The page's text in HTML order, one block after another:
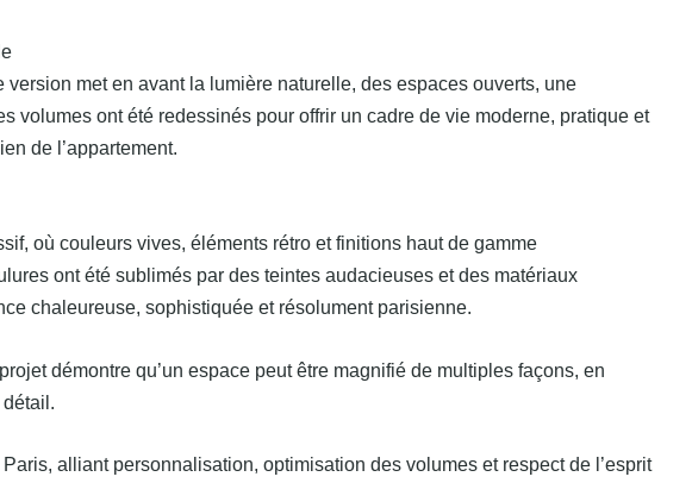
met en avant la lumière naturelle, des espaces ouverts, une
volumes ont été redessinés pour offrir un cadre de vie moderne, pratique et
de l’appartement.
où couleurs vives, éléments rétro et finitions haut de gamme
ont été sublimés par des teintes audacieuses et des matériaux
chaleureuse, sophistiquée et résolument parisienne.
démontre qu’un espace peut être magnifié de multiples façons, en
alliant personnalisation, optimisation des volumes et respect de l’esprit